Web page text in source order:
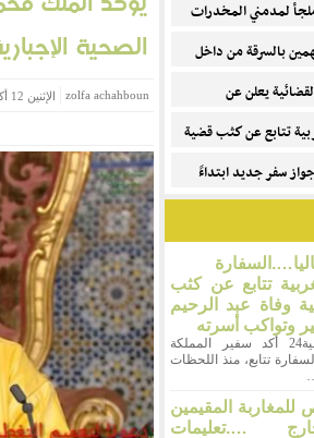
لمدمني المخدرات
بالسرقة من داخل
يعلن عن
تتابع عن كثب قضية
سفر جديد ابتداءً
تتابع عن كثب
وفاة عبد الرحيم
وتواكب أسرته
الجالية24 أكد سفير المملكة
تتابع، منذ اللحظات
للمغاربة المقيمين
….تعليمات
الصحية الإجبارية على 22
zolfa achahboun الإثنين 12 أكتوبر 2020